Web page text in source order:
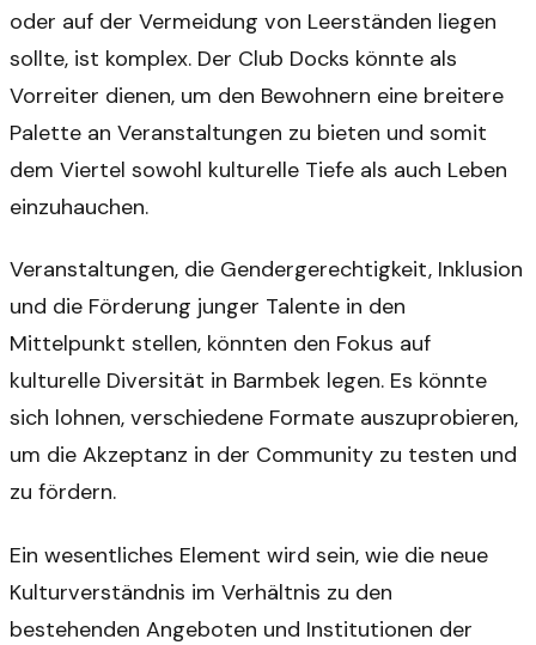
oder auf der Vermeidung von Leerständen liegen
sollte, ist komplex. Der Club Docks könnte als
Vorreiter dienen, um den Bewohnern eine breitere
Palette an Veranstaltungen zu bieten und somit
dem Viertel sowohl kulturelle Tiefe als auch Leben
einzuhauchen.
Veranstaltungen, die Gendergerechtigkeit, Inklusion
und die Förderung junger Talente in den
Mittelpunkt stellen, könnten den Fokus auf
kulturelle Diversität in Barmbek legen. Es könnte
sich lohnen, verschiedene Formate auszuprobieren,
um die Akzeptanz in der Community zu testen und
zu fördern.
Ein wesentliches Element wird sein, wie die neue
Kulturverständnis im Verhältnis zu den
bestehenden Angeboten und Institutionen der